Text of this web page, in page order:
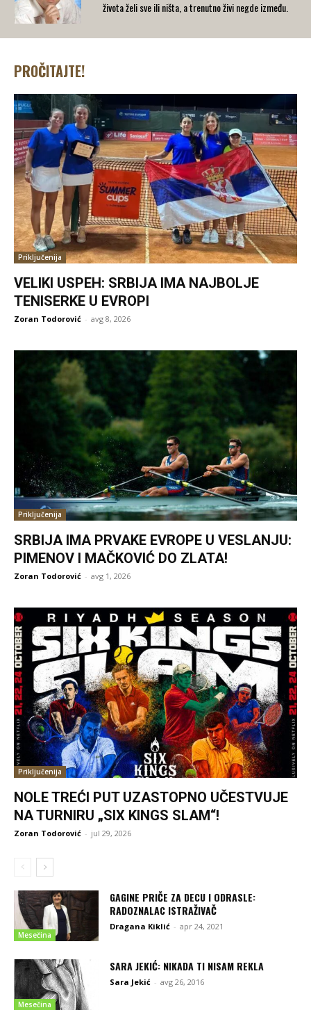
života želi sve ili ništa, a trenutno živi negde između.
PROČITAJTE!
Priključenija
VELIKI USPEH: SRBIJA IMA NAJBOLJE
TENISERKE U EVROPI
Zoran Todorović - avg 8, 2026
Priključenija
SRBIJA IMA PRVAKE EVROPE U VESLANJU:
PIMENOV I MAČKOVIĆ DO ZLATA!
Zoran Todorović - avg 1, 2026
Priključenija
NOLE TREĆI PUT UZASTOPNO UČESTVUJE
NA TURNIRU „SIX KINGS SLAM“!
Zoran Todorović - jul 29, 2026
Mesečina
GAGINE PRIČE ZA DECU I ODRASLE:
RADOZNALAC ISTRAŽIVAČ
Dragana Kiklić - apr 24, 2021
Mesečina
SARA JEKIĆ: NIKADA TI NISAM REKLA
Sara Jekić - avg 26, 2016